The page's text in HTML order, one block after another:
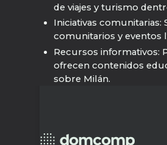
de viajes y turismo
Iniciativas comunitarias:
comunitarios y eventos
Recursos informativos:
ofrecen contenidos
sobre Milán.